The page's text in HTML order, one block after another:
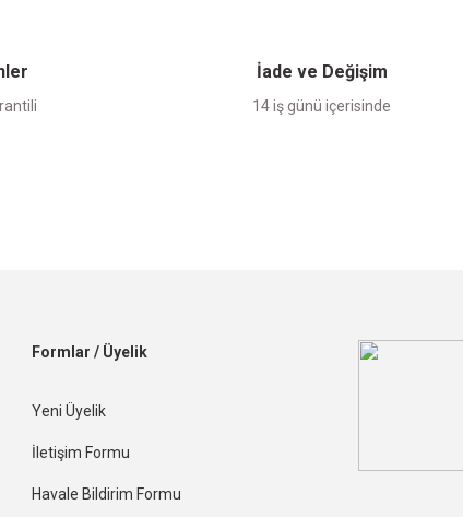
İade ve Değişim
14 iş günü içerisinde
Formlar / Üyelik
Yeni Üyelik
İletişim Formu
Havale Bildirim Formu